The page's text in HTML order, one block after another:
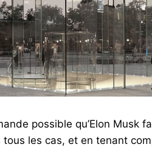
possible qu’Elon Musk
tous les cas, et en tenant